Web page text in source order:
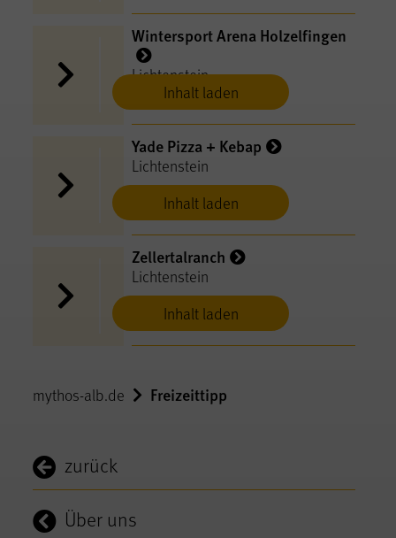
Inhalt laden
Wintersport Arena Holzelfingen
Lichtenstein
Inhalt laden
Yade Pizza + Kebap
Lichtenstein
Inhalt laden
Zellertalranch
Lichtenstein
mythos-alb.de Freizeittipp
zurück
Über uns